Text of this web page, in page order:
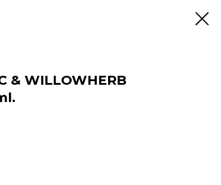
& WILLOWHERB